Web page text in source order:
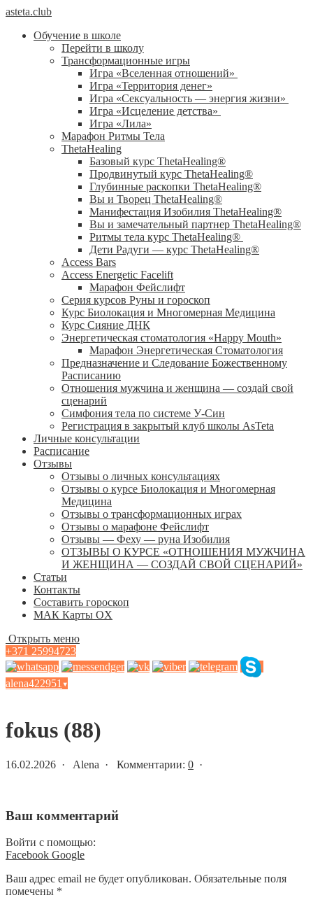
asteta.club
Обучение в школе
Перейти в школу
Трансформационные игры
Игра «Вселенная отношений»
Игра «Территория денег»
Игра «Сексуальность — энергия жизни»
Игра «Исцеление детства»
Игра «Лила»
Марафон Ритмы Тела
ThetaHealing
Базовый курс ThetaHealing®
Продвинутый курс ThetaHealing®
Глубинные раскопки ThetaHealing®
Вы и Творец ThetaHealing®
Манифестация Изобилия ThetaHealing®
Вы и замечательный партнер ThetaHealing®
Ритмы тела курс ThetaHealing®
Дети Радуги — курс ThetaHealing®
Access Bars
Access Energetic Facelift
Марафон Фейслифт
Серия курсов Руны и гороскоп
Курс Биолокация и Многомерная Медицина
Курс Сияние ДНК
Энергетическая стоматология «Happy Mouth»
Марафон Энергетическая Cтоматология
Предназначение и Следование Божественному
Расписанию
Отношения мужчина и женщина — создай свой
сценарий
Симфония тела по системе У-Син
Регистрация в закрытый клуб школы AsTeta
Личные консультации
Расписание
Отзывы
Отзывы о личных консультациях
Отзывы о курсе Биолокация и Многомерная
Медицина
Отзывы о трансформационных играх
Отзывы о марафоне Фейслифт
Отзывы — Феху — руна Изобилия
ОТЗЫВЫ О КУРСЕ «ОТНОШЕНИЯ МУЖЧИНА
И ЖЕНЩИНА — СОЗДАЙ СВОЙ СЦЕНАРИЙ»
Статьи
Контакты
Составить гороскоп
МАК Карты OХ
Открыть меню
+371 25994723
alena422951 ▾
fokus (88)
16.02.2026 · Alena · Комментарии: 0 ·
Ваш комментарий
Войти с помощью:
Facebook Google
Ваш адрес email не будет опубликован. Обязательные поля
помечены *